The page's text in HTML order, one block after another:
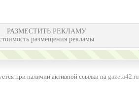
РАЗМЕСТИТЬ РЕКЛАМУ
размещения рекламы
при наличии активной ссылки на gazeta42.ru